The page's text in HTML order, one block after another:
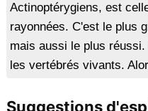
Actinoptérygiens, est
rayonnées. C'est le plus
mais aussi le plus
les vertébrés vivants.
Suggestions